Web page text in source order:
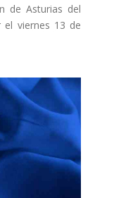
de Asturias del
el viernes 13 de